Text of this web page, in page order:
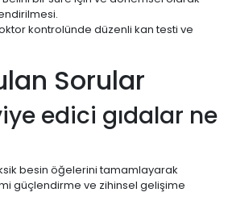
kontrolünde düzenli kan testi ve
Sorular
edici gıdalar ne
besin öğelerini tamamlayarak
güçlendirme ve zihinsel gelişime